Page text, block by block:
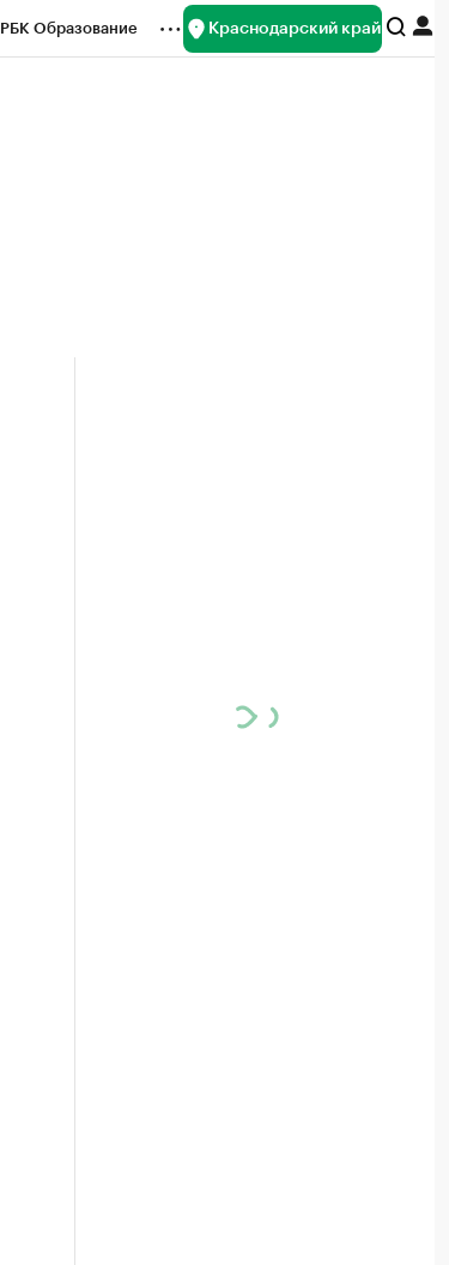
РБК Образование Краснодарский край